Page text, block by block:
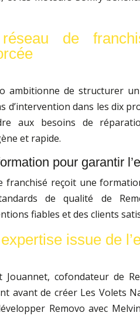
de
ambitionne de structurer
d’intervention dans les dix
aux besoins de
et rapide.
pour garantir
franchisé reçoit une
de qualité de
fiables et des clients
issue de
Jouannet, cofondateur de
avant de créer Les Volets
Removo avec